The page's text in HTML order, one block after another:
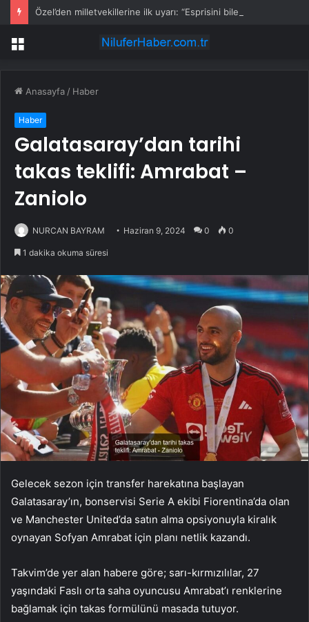
Menü
Anasayfa / Haber
Haber
Galatasaray’dan tarihi
takas teklifi: Amrabat –
Zaniolo
NURCAN BAYRAM Haziran 9, 2024 0 0
1 dakika okuma süresi
Gelecek sezon için transfer harekatına başlayan
Galatasaray’ın, bonservisi Serie A ekibi Fiorentina’da olan
ve Manchester United’da satın alma opsiyonuyla kiralık
oynayan Sofyan Amrabat için planı netlik kazandı.
Takvim’de yer alan habere göre; sarı-kırmızılılar, 27
yaşındaki Faslı orta saha oyuncusu Amrabat’ı renklerine
bağlamak için takas formülünü masada tutuyor.